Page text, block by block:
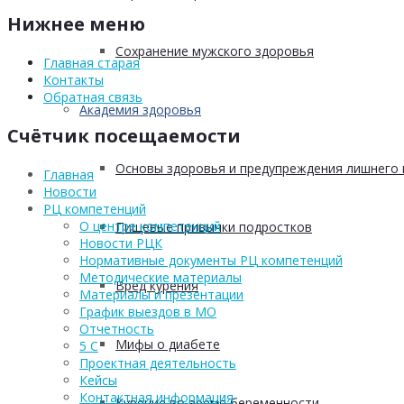
Сохранение мужского здоровья
Академия здоровья
Основы здоровья и предупреждения лишнего
Пищевые привычки подростков
Вред курения
Мифы о диабете
Нижнее меню
Главная старая
Контакты
Обратная связь
Счётчик посещаемости
Главная
Новости
РЦ компетенций
О центре компетенций
Новости РЦК
Нормативные документы РЦ компетенций
Методические материалы
Материалы и презентации
График выездов в МО
Отчетность
5 С
Проектная деятельность
Кейсы
Контактная информация